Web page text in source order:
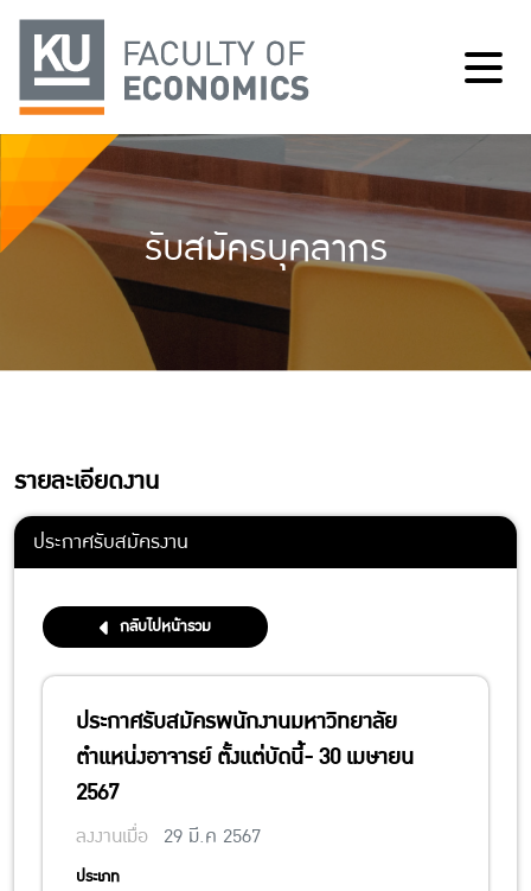
รับสมัครบุคลากร
รายละเอียดงาน
ประกาศรับสมัครงาน
กลับไปหน้ารวม
ประกาศรับสมัครพนักงานมหาวิทยาลัย
ตำแหน่งอาจารย์ ตั้งแต่บัดนี้- 30 เมษายน
2567
ลงงานเมื่อ 29 มี.ค 2567
ประเภท